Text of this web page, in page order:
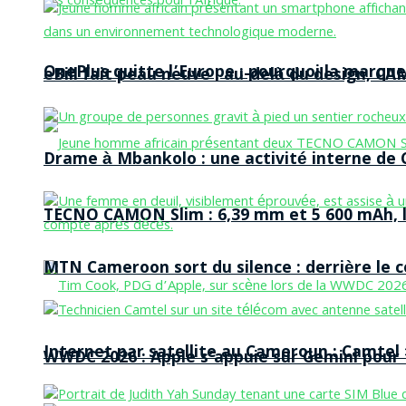
OnePlus quitte l’Europe : pourquoi la
TECNO CAMON Slim : 6,39 mm et 5 600
WWDC 2026 : Apple s’appuie sur Gemini
eBill fait peau neuve : au-delà du design,
Drame à Mbankolo : une activité interne de
MTN Cameroon sort du silence : derrière le
Internet par satellite au Cameroun :